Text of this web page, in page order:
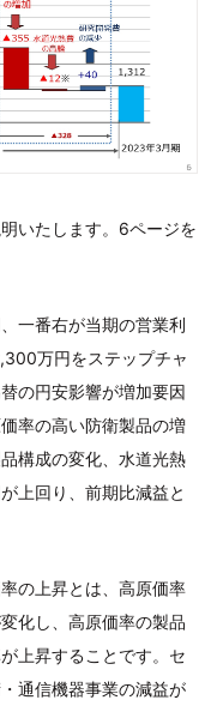
いたします。6ページを
一番右が当期の営業利
万円をステップチャ
の円安影響が増加要因
率の高い防衛製品の増
構成の変化、水道光熱
上回り、前期比減益と
の上昇とは、高原価率
化し、高原価率の製品
上昇することです。セ
通信機器事業の減益が